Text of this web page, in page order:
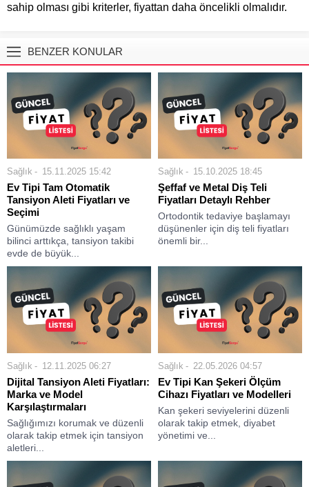
sahip olması gibi kriterler, fiyattan daha öncelikli olmalıdır.
BENZER KONULAR
Sağlık 15.11.2025 15:42
Ev Tipi Tam Otomatik
Tansiyon Aleti Fiyatları ve
Seçimi
Günümüzde sağlıklı yaşam
bilinci arttıkça, tansiyon takibi
evde de büyük...
Sağlık 15.10.2025 18:45
Şeffaf ve Metal Diş Teli
Fiyatları Detaylı Rehber
Ortodontik tedaviye başlamayı
düşünenler için diş teli fiyatları
önemli bir...
Sağlık 12.11.2025 06:27
Dijital Tansiyon Aleti Fiyatları:
Marka ve Model
Karşılaştırmaları
Sağlığımızı korumak ve düzenli
olarak takip etmek için tansiyon
aletleri...
Sağlık 22.05.2026 04:57
Ev Tipi Kan Şekeri Ölçüm
Cihazı Fiyatları ve Modelleri
Kan şekeri seviyelerini düzenli
olarak takip etmek, diyabet
yönetimi ve...